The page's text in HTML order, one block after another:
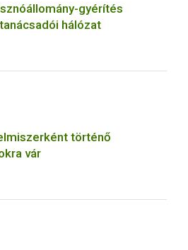
gyérítés
hálózat
történő
vár